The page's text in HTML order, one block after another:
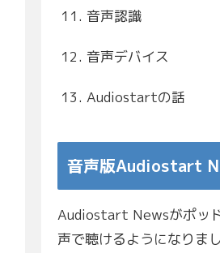
11. 音声認識
12. 音声デバイス
13. Audiostartの話
音声版Audiostart
Audiostart Newsがポッ
声で聴けるようになりま